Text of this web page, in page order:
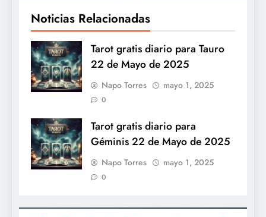
Noticias Relacionadas
Tarot gratis diario para Tauro
22 de Mayo de 2025
Napo Torres mayo 1, 2025
0
Tarot gratis diario para
Géminis 22 de Mayo de 2025
Napo Torres mayo 1, 2025
0